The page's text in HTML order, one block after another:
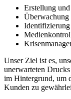
Erstellung
Überwachung
Unser Ziel ist es,
unerwarteten
im Hintergrund, um
Kunden zu